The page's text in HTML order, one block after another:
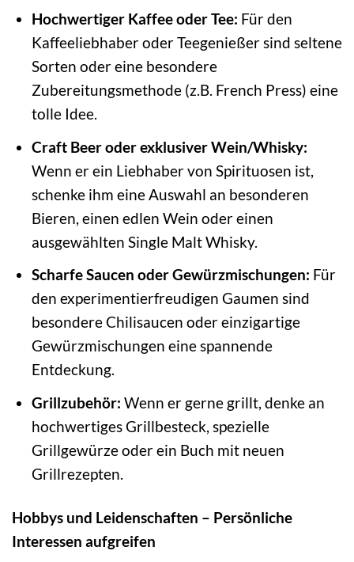
Hochwertiger Kaffee oder Tee: Für den
Kaffeeliebhaber oder Teegenießer sind seltene
Sorten oder eine besondere
Zubereitungsmethode (z.B. French Press) eine
tolle Idee.
Craft Beer oder exklusiver Wein/Whisky:
Wenn er ein Liebhaber von Spirituosen ist,
schenke ihm eine Auswahl an besonderen
Bieren, einen edlen Wein oder einen
ausgewählten Single Malt Whisky.
Scharfe Saucen oder Gewürzmischungen: Für
den experimentierfreudigen Gaumen sind
besondere Chilisaucen oder einzigartige
Gewürzmischungen eine spannende
Entdeckung.
Grillzubehör: Wenn er gerne grillt, denke an
hochwertiges Grillbesteck, spezielle
Grillgewürze oder ein Buch mit neuen
Grillrezepten.
Hobbys und Leidenschaften – Persönliche
Interessen aufgreifen